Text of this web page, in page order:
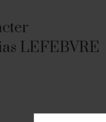
LEFEBVRE